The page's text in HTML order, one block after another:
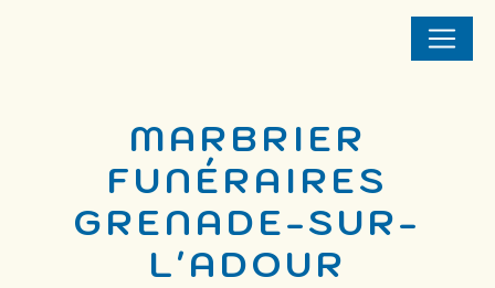
MARBRIER
FUNÉRAIRES
GRENADE-SUR-
L'ADOUR